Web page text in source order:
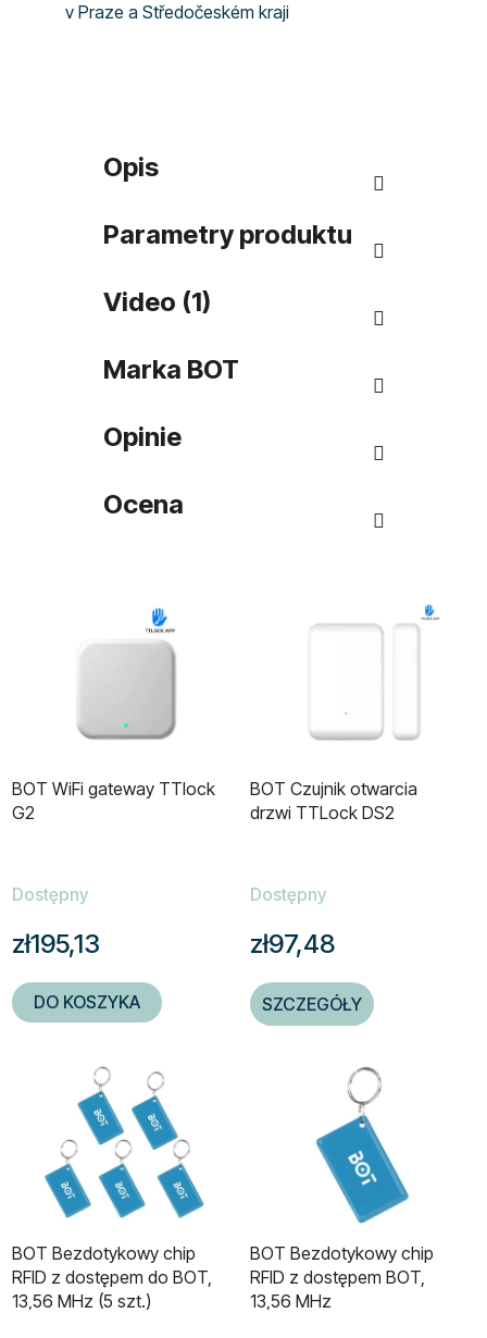
v Praze a Středočeském kraji
Opis
Parametry produktu
Video (1)
Marka BOT
Opinie
Ocena
BOT WiFi gateway TTlock
G2
Dostępny
zł195,13
DO KOSZYKA
BOT Czujnik otwarcia
drzwi TTLock DS2
Dostępny
zł97,48
SZCZEGÓŁY
BOT Bezdotykowy chip
RFID z dostępem do BOT,
13,56 MHz (5 szt.)
BOT Bezdotykowy chip
RFID z dostępem BOT,
13,56 MHz